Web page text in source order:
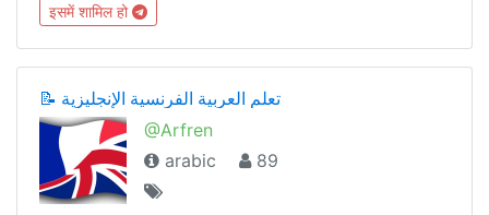
इसमें शामिल हो
📝 تعلم العربية الفرنسية الإنجليزية
@Arfren
arabic
89